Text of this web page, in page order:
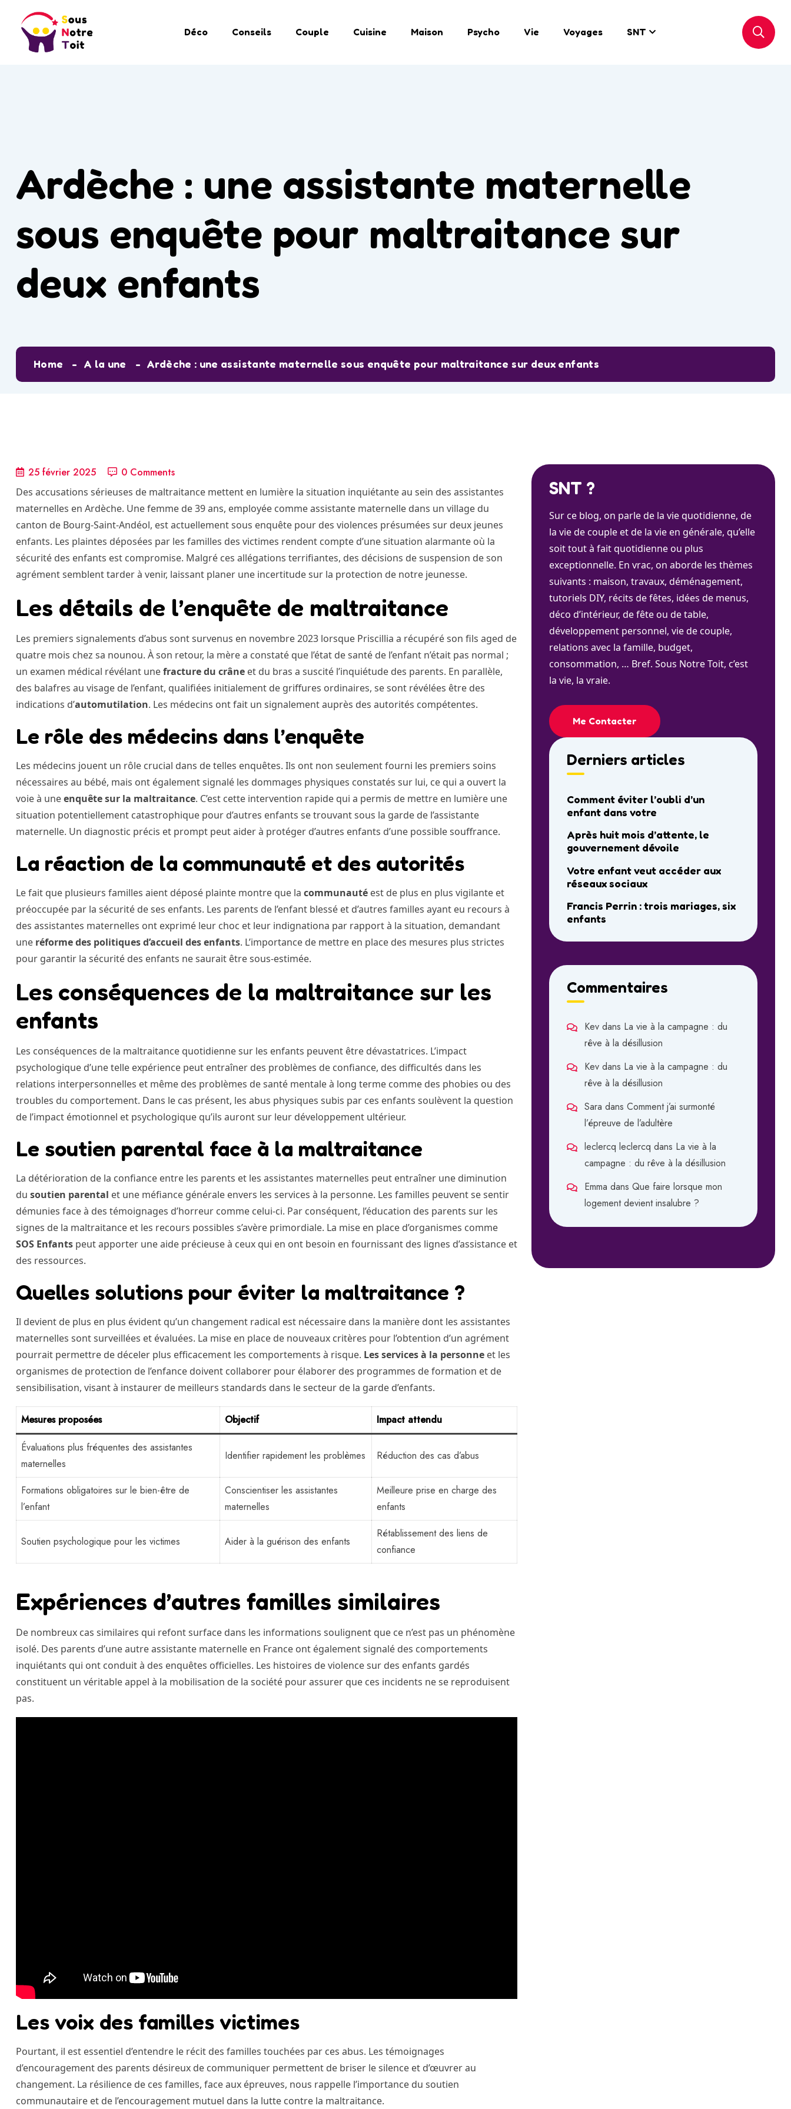
Déco Conseils Couple Cuisine Maison Psycho Vie Voyages SNT
Ardèche : une assistante maternelle
sous enquête pour maltraitance sur
deux enfants
Home A la une Ardèche : une assistante maternelle sous enquête pour maltraitance sur deux enfants
25 février 2025 0 Comments
Des accusations sérieuses de maltraitance mettent en lumière la situation inquiétante au sein des assistantes
maternelles en Ardèche. Une femme de 39 ans, employée comme assistante maternelle dans un village du
canton de Bourg-Saint-Andéol, est actuellement sous enquête pour des violences présumées sur deux jeunes
enfants. Les plaintes déposées par les familles des victimes rendent compte d’une situation alarmante où la
sécurité des enfants est compromise. Malgré ces allégations terrifiantes, des décisions de suspension de son
agrément semblent tarder à venir, laissant planer une incertitude sur la protection de notre jeunesse.
Les détails de l’enquête de maltraitance
Les premiers signalements d’abus sont survenus en novembre 2023 lorsque Priscillia a récupéré son fils aged de
quatre mois chez sa nounou. À son retour, la mère a constaté que l’état de santé de l’enfant n’était pas normal ;
un examen médical révélant unefracture du crâne et du bras a suscité l’inquiétude des parents. En parallèle,
des balafres au visage de l’enfant, qualifiées initialement de griffures ordinaires, se sont révélées être des
indications d’automutilation. Les médecins ont fait un signalement auprès des autorités compétentes.
Le rôle des médecins dans l’enquête
Les médecins jouent un rôle crucial dans de telles enquêtes. Ils ont non seulement fourni les premiers soins
nécessaires au bébé, mais ont également signalé les dommages physiques constatés sur lui, ce qui a ouvert la
voie à uneenquête sur la maltraitance. C’est cette intervention rapide qui a permis de mettre en lumière une
situation potentiellement catastrophique pour d’autres enfants se trouvant sous la garde de l’assistante
maternelle. Un diagnostic précis et prompt peut aider à protéger d’autres enfants d’une possible souffrance.
La réaction de la communauté et des autorités
Le fait que plusieurs familles aient déposé plainte montre que la communauté est de plus en plus vigilante et
préoccupée par la sécurité de ses enfants. Les parents de l’enfant blessé et d’autres familles ayant eu recours à
des assistantes maternelles ont exprimé leur choc et leur indignationa par rapport à la situation, demandant
une réforme des politiques d’accueil des enfants. L’importance de mettre en place des mesures plus strictes
pour garantir la sécurité des enfants ne saurait être sous-estimée.
Les conséquences de la maltraitance sur les
enfants
Les conséquences de la maltraitance quotidienne sur les enfants peuvent être dévastatrices. L’impact
psychologique d’une telle expérience peut entraîner des problèmes de confiance, des difficultés dans les
relations interpersonnelles et même des problèmes de santé mentale à long terme comme des phobies ou des
troubles du comportement. Dans le cas présent, les abus physiques subis par ces enfants soulèvent la question
de l’impact émotionnel et psychologique qu’ils auront sur leur développement ultérieur.
Le soutien parental face à la maltraitance
La détérioration de la confiance entre les parents et les assistantes maternelles peut entraîner une diminution
du soutien parental et une méfiance générale envers les services à la personne. Les familles peuvent se sentir
démunies face à des témoignages d’horreur comme celui-ci. Par conséquent, l’éducation des parents sur les
signes de la maltraitance et les recours possibles s’avère primordiale. La mise en place d’organismes comme
SOS Enfants peut apporter une aide précieuse à ceux qui en ont besoin en fournissant des lignes d’assistance et
des ressources.
Quelles solutions pour éviter la maltraitance ?
Il devient de plus en plus évident qu’un changement radical est nécessaire dans la manière dont les assistantes
maternelles sont surveillées et évaluées. La mise en place de nouveaux critères pour l’obtention d’un agrément
pourrait permettre de déceler plus efficacement les comportements à risque. Les services à la personne et les
organismes de protection de l’enfance doivent collaborer pour élaborer des programmes de formation et de
sensibilisation, visant à instaurer de meilleurs standards dans le secteur de la garde d’enfants.
Mesures proposées Objectif Impact attendu
Évaluations plus fréquentes des assistantes
maternelles
Identifier rapidement les problèmes Réduction des cas d’abus
Formations obligatoires sur le bien-être de
l’enfant
Conscientiser les assistantes
maternelles
Meilleure prise en charge des
enfants
Soutien psychologique pour les victimes Aider à la guérison des enfants
Rétablissement des liens de
confiance
Expériences d’autres familles similaires
De nombreux cas similaires qui refont surface dans les informations soulignent que ce n’est pas un phénomène
isolé. Des parents d’une autre assistante maternelle en France ont également signalé des comportements
inquiétants qui ont conduit à des enquêtes officielles. Les histoires de violence sur des enfants gardés
constituent un véritable appel à la mobilisation de la société pour assurer que ces incidents ne se reproduisent
pas.
Les voix des familles victimes
Pourtant, il est essentiel d’entendre le récit des familles touchées par ces abus. Les témoignages
d’encouragement des parents désireux de communiquer permettent de briser le silence et d’œuvrer au
changement. La résilience de ces familles, face aux épreuves, nous rappelle l’importance du soutien
communautaire et de l’encouragement mutuel dans la lutte contre la maltraitance.
SNT ?
Sur ce blog, on parle de la vie quotidienne, de
la vie de couple et de la vie en générale, qu’elle
soit tout à fait quotidienne ou plus
exceptionnelle. En vrac, on aborde les thèmes
suivants : maison, travaux, déménagement,
tutoriels DIY, récits de fêtes, idées de menus,
déco d’intérieur, de fête ou de table,
développement personnel, vie de couple,
relations avec la famille, budget,
consommation, … Bref. Sous Notre Toit, c’est
la vie, la vraie.
Me Contacter
Derniers articles
Comment éviter l’oubli d’un
enfant dans votre
Après huit mois d’attente, le
gouvernement dévoile
Votre enfant veut accéder aux
réseaux sociaux
Francis Perrin : trois mariages, six
enfants
Commentaires
Kev dans La vie à la campagne : du
rêve à la désillusion
Kev dans La vie à la campagne : du
rêve à la désillusion
Sara dans Comment j’ai surmonté
l’épreuve de l’adultère
leclercq leclercq dans La vie à la
campagne : du rêve à la désillusion
Emma dans Que faire lorsque mon
logement devient insalubre ?